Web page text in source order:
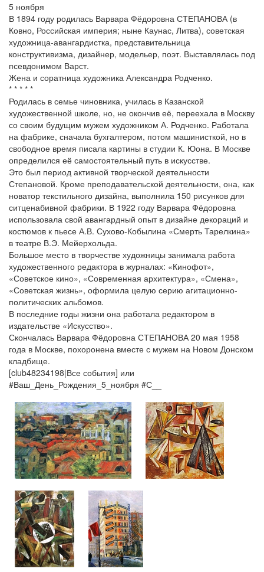
5 ноября
В 1894 году родилась Варвара Фёдоровна СТЕПАНОВА (в
Ковно, Российская империя; ныне Каунас, Литва), советская
художница-авангардистка, представительница
конструктивизма, дизайнер, модельер, поэт. Выставлялась под
псевдонимом Варст.
Жена и соратница художника Александра Родченко.
* * * * *
Родилась в семье чиновника, училась в Казанской
художественной школе, но, не окончив её, переехала в Москву
со своим будущим мужем художником А. Родченко. Работала
на фабрике, сначала бухгалтером, потом машинисткой, но в
свободное время писала картины в студии К. Юона. В Москве
определился её самостоятельный путь в искусстве.
Это был период активной творческой деятельности
Степановой. Кроме преподавательской деятельности, она, как
новатор текстильного дизайна, выполнила 150 рисунков для
ситценабивной фабрики. В 1922 году Варвара Фёдоровна
использовала свой авангардный опыт в дизайне декораций и
костюмов к пьесе А.В. Сухово-Кобылина «Смерть Тарелкина»
в театре В.Э. Мейерхольда.
Большое место в творчестве художницы занимала работа
художественного редактора в журналах: «Кинофот»,
«Советское кино», «Современная архитектура», «Смена»,
«Советская жизнь», оформила целую серию агитационно-
политических альбомов.
В последние годы жизни она работала редактором в
издательстве «Искусство».
Скончалась Варвара Фёдоровна СТЕПАНОВА 20 мая 1958
года в Москве, похоронена вместе с мужем на Новом Донском
кладбище.
[club48234198|Все события] или
#Ваш_День_Рождения_5_ноября #С__